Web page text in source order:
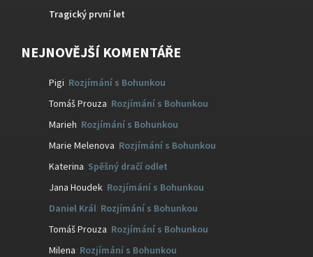
Tragický první let
NEJNOVĚJŠÍ KOMENTÁŘE
Pigi Rozjímání s Bohunkou
Tomáš Prouza Rozjímání s Bohunkou
Marieh Rozjímání s Bohunkou
Marie Melenova Rozjímání s Bohunkou
Katerina Spěšný dračí odlet
Jana Houdek Rozjímání s Bohunkou
Daniel Král Rozjímání s Bohunkou
Tomáš Prouza Rozjímání s Bohunkou
Milena Rozjímání s Bohunkou